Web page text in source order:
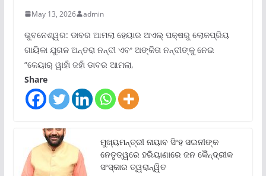
May 13, 2026 admin
ଭୁବନେଶ୍ୱର: ଡାବର ଆମଲା ହେୟାର ଅଏଲ୍ ପକ୍ଷରୁ ଲୋକପ୍ରିୟ
ଗାୟିକା ଯୁଗଳ ଅନ୍ତରା ନନ୍ଦୀ ଏବଂ ଅଙ୍କିତା ନନ୍ଦୀଙ୍କୁ ନେଇ
“କେୟାର୍ ୱାହାଁ ଜହାଁ ଡାବର ଆମଲା,
Share
ମୁଖ୍ୟମନ୍ତ୍ରୀ ନାୟାବ ସିଂହ ସଇନୀଙ୍କ
ନେତୃତ୍ୱରେ ହରିୟାଣାରେ ଜନ କୈନ୍ଦ୍ରୀକ
ସଂସ୍କାର ତ୍ୱରାନ୍ୱିତ